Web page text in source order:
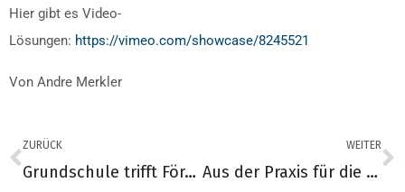
Hier gibt es Video-
Lösungen: https://vimeo.com/showcase/8245521
Von Andre Merkler
ZURÜCK
Grundschule trifft Förderschule
WEITER
Aus der Praxis für die Praxis – Englisch